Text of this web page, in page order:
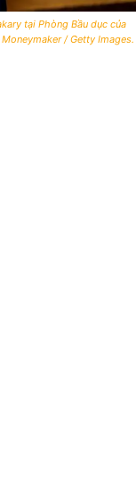
tại Phòng Bầu dục của
/ Getty Images.